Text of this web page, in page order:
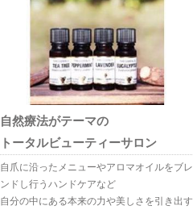
自然療法がテーマの
トータルビューティーサロン
自爪に沿ったメニューやアロマオイルをブレ
ンドし行うハンドケアなど
自分の中にある本来の力や美しさを引き出す